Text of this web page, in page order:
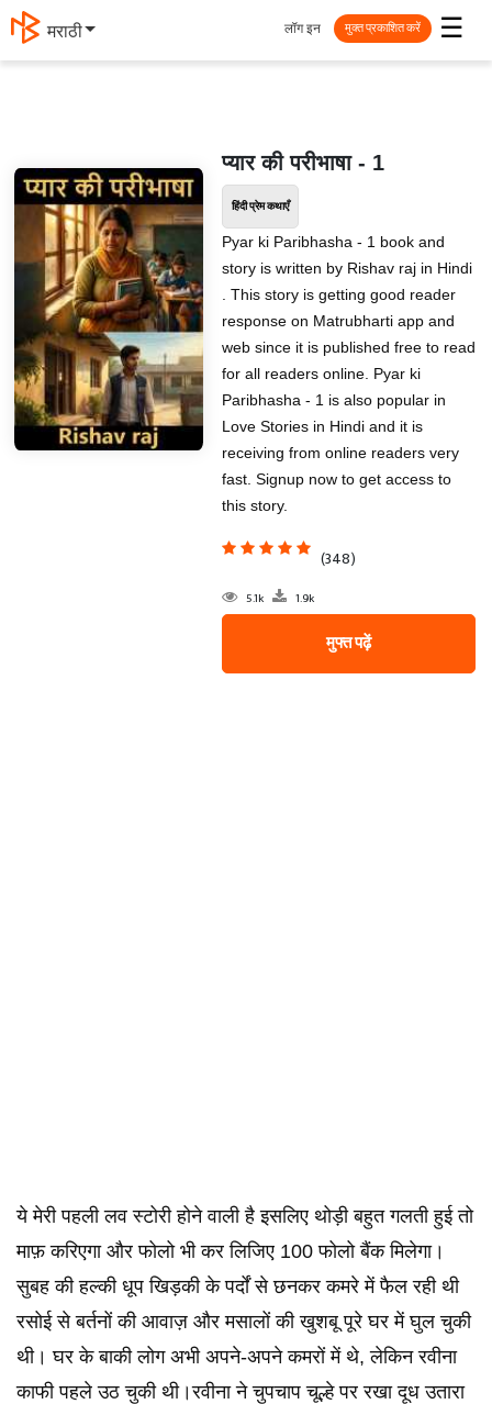
मराठी ☰
लॉग इन मुक्त प्रकाशित करें
प्यार की परीभाषा - 1
हिंदी प्रेम कथाएँ
Pyar ki Paribhasha - 1 book and
story is written by Rishav raj in Hindi
. This story is getting good reader
response on Matrubharti app and
web since it is published free to read
for all readers online. Pyar ki
Paribhasha - 1 is also popular in
Love Stories in Hindi and it is
receiving from online readers very
fast. Signup now to get access to
this story.
(348)
5.1k 1.9k
मुफ्त पढ़ें
ये मेरी पहली लव स्टोरी होने वाली है इसलिए थोड़ी बहुत गलती हुई तो
माफ़ करिएगा और फोलो भी कर लिजिए 100 फोलो बैंक मिलेगा।
सुबह की हल्की धूप खिड़की के पर्दों से छनकर कमरे में फैल रही थी
रसोई से बर्तनों की आवाज़ और मसालों की खुशबू पूरे घर में घुल चुकी
थी। घर के बाकी लोग अभी अपने-अपने कमरों में थे, लेकिन रवीना
काफी पहले उठ चुकी थी।रवीना ने चुपचाप चूल्हे पर रखा दूध उतारा